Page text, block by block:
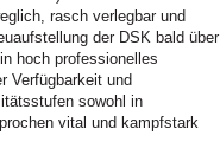
rasch verlegbar und
der DSK bald über
hoch professionelles
Verfügbarkeit und
sowohl in
vital und kampfstark